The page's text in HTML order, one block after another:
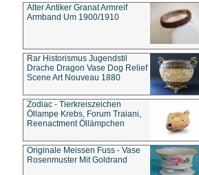
Alter Antiker Granat Armreif
Armband Um 1900/1910
Rar Historismus Jugendstil
Drache Dragon Vase Dog Relief
Scene Art Nouveau 1880
Zodiac - Tierkreiszeichen
Öllampe Krebs, Forum Traiani,
Reenactment Öllämpchen
Originale Meissen Fuss - Vase
Rosenmuster Mit Goldrand